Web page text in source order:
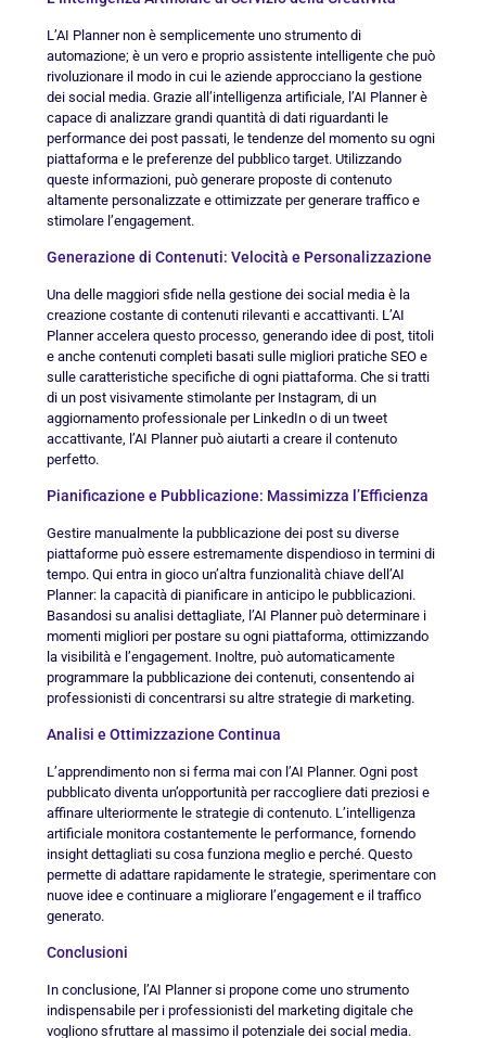
L’AI Planner non è semplicemente uno strumento di
automazione; è un vero e proprio assistente intelligente che può
rivoluzionare il modo in cui le aziende approcciano la gestione
dei social media. Grazie all’intelligenza artificiale, l’AI Planner è
capace di analizzare grandi quantità di dati riguardanti le
performance dei post passati, le tendenze del momento su ogni
piattaforma e le preferenze del pubblico target. Utilizzando
queste informazioni, può generare proposte di contenuto
altamente personalizzate e ottimizzate per generare traffico e
stimolare l’engagement.
Generazione di Contenuti: Velocità e Personalizzazione
Una delle maggiori sfide nella gestione dei social media è la
creazione costante di contenuti rilevanti e accattivanti. L’AI
Planner accelera questo processo, generando idee di post, titoli
e anche contenuti completi basati sulle migliori pratiche SEO e
sulle caratteristiche specifiche di ogni piattaforma. Che si tratti
di un post visivamente stimolante per Instagram, di un
aggiornamento professionale per LinkedIn o di un tweet
accattivante, l’AI Planner può aiutarti a creare il contenuto
perfetto.
Pianificazione e Pubblicazione: Massimizza l’Efficienza
Gestire manualmente la pubblicazione dei post su diverse
piattaforme può essere estremamente dispendioso in termini di
tempo. Qui entra in gioco un’altra funzionalità chiave dell’AI
Planner: la capacità di pianificare in anticipo le pubblicazioni.
Basandosi su analisi dettagliate, l’AI Planner può determinare i
momenti migliori per postare su ogni piattaforma, ottimizzando
la visibilità e l’engagement. Inoltre, può automaticamente
programmare la pubblicazione dei contenuti, consentendo ai
professionisti di concentrarsi su altre strategie di marketing.
Analisi e Ottimizzazione Continua
L’apprendimento non si ferma mai con l’AI Planner. Ogni post
pubblicato diventa un’opportunità per raccogliere dati preziosi e
affinare ulteriormente le strategie di contenuto. L’intelligenza
artificiale monitora costantemente le performance, fornendo
insight dettagliati su cosa funziona meglio e perché. Questo
permette di adattare rapidamente le strategie, sperimentare con
nuove idee e continuare a migliorare l’engagement e il traffico
generato.
Conclusioni
In conclusione, l’AI Planner si propone come uno strumento
indispensabile per i professionisti del marketing digitale che
vogliono sfruttare al massimo il potenziale dei social media.